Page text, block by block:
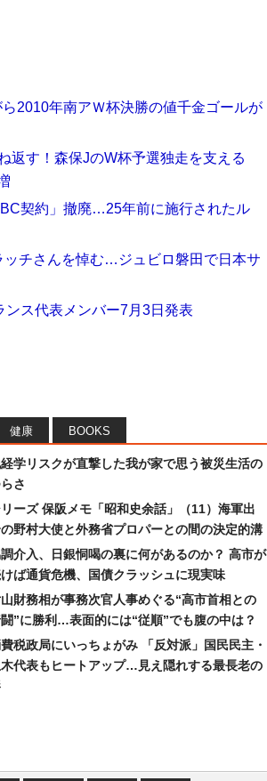
2010年南アＷ杯決勝の値千金ゴールが
返す！森保JのW杯予選独走を支える
契約」撤廃…25年前に施行されたル
チさんを悼む…ジュビロ磐田で日本サ
ス代表メンバー7月3日発表
健康 BOOKS
学リスクが直撃した我が家で思う被災生活の
さ
ーズ 保阪メモ「昭和史余話」（11）海軍出
野村大使と外務省プロパーとの間の決定的溝
介入、日銀恫喝の裏に何があるのか？ 高市が
ば通貨危機、国債クラッシュに現実味
山財務相が事務次官人事めぐる“高市首相との
”に勝利…表面的には“従順”でも腹の中は？
税政局にいっちょがみ 「反対派」国民民主・
代表もヒートアップ…見え隠れする最長老の